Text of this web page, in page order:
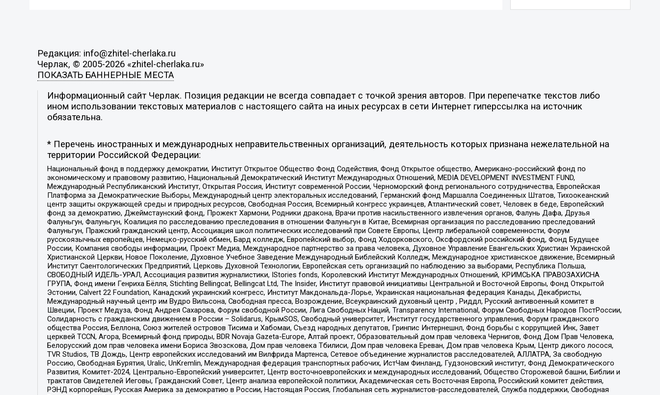
Редакция: info@zhitel-cherlaka.ru
Черлак, © 2005-2026 «zhitel-cherlaka.ru»
ПОКАЗАТЬ БАННЕРНЫЕ МЕСТА
Информационный сайт Черлак. Позиция редакции не всегда совпадает с точкой зрения авторов. При перепечатке текстов либо
ином использовании текстовых материалов с настоящего сайта на иных ресурсах в сети Интернет гиперссылка на источник
обязательна.
* Перечень иностранных и международных неправительственных организаций, деятельность которых признана нежелательной на
территории Российской Федерации:
Национальный фонд в поддержку демократии, Институт Открытое Общество Фонд Содействия, Фонд Открытое общество, Американо-российский фонд по
экономическому и правовому развитию, Национальный Демократический Институт Международных Отношений, MEDIA DEVELOPMENT INVESTMENT FUND,
Международный Республиканский Институт, Открытая Россия, Институт современной России, Черноморский фонд регионального сотрудничества, Европейская
Платформа за Демократические Выборы, Международный центр электоральных исследований, Германский фонд Маршалла Соединенных Штатов, Тихоокеанский
центр защиты окружающей среды и природных ресурсов, Свободная Россия, Всемирный конгресс украинцев, Атлантический совет, Человек в беде, Европейский
фонд за демократию, Джеймстаунский фонд, Прожект Хармони, Родники дракона, Врачи против насильственного извлечения органов, Фалунь Дафа, Друзья
Фалуньгун, Фалуньгун, Коалиция по расследованию преследования в отношении Фалуньгун в Китае, Всемирная организация по расследованию преследований
Фалуньгун, Пражский гражданский центр, Ассоциация школ политических исследований при Совете Европы, Центр либеральной современности, Форум
русскоязычных европейцев, Немецко-русский обмен, Бард колледж, Европейский выбор, Фонд Ходорковского, Оксфордский российский фонд, Фонд Будущее
России, Компания свободы информации, Проект Медиа, Международное партнерство за права человека, Духовное Управление Евангельских Христиан Украинской
Христианской Церкви, Новое Поколение, Духовное Учебное Заведение Международный Библейский Колледж, Международное христианское движение, Всемирный
Институт Саентологических Предприятий, Церковь Духовной Технологии, Европейская сеть организаций по наблюдению за выборами, Республика Польша,
СВОБОДНЫЙ ИДЕЛЬ-УРАЛ, Ассоциация развития журналистики, IStories fonds, Королевский Институт Международных Отношений, КРИМСЬКА ПРАВОЗАХИСНА
ГРУПА, Фонд имени Генриха Бёлля, Stichting Bellingcat, Bellingcat Ltd, The Insider, Институт правовой инициативы Центральной и Восточной Европы, Фонд Открытой
Эстонии, Calvert 22 Foundation, Канадский украинский конгресс, Институт Макдональда-Лорье, Украинская национальная федерация Канады, Декабристы,
Международный научный центр им Вудро Вильсона, Свободная пресса, Возрождение, Всеукраинский духовный центр , Риддл, Русский антивоенный комитет в
Швеции, Проект Медуза, Фонд Андрея Сахарова, Форум свободной России, Лига Свободных Наций, Transparеncy International, Форум Свободных Народов ПостРоссии,
Солидарность с гражданским движением в России – Solidarus, КрымSOS, Свободный университет, Институт государственного управления, Форум гражданского
общества Россия, Беллона, Союз жителей островов Тисима и Хабомаи, Съезд народных депутатов, Гринпис Интернешнл, Фонд борьбы с коррупцией Инк, Завет
церквей TCCN, Агора, Всемирный фонд природы, BDR Novaja Gazeta-Europe, Алтай проект, Образовательный дом прав человека Чернигов, Фонд Дом Прав Человека,
Белорусский дом прав человека имени Бориса Звозскова, Дом прав человека Тбилиси, Дом прав человека Ереван, Дом прав человека Крым, Центр дикого лосося,
TVR Studios, ТВ Дождь, Центр европейских исследований им Вилфрида Мартенса, Сетевое объединение журналистов расследователей, АЛЛАТРА, За свободную
Россию, Свободная Бурятия, Uralic, UnKremlin, Международная федерация транспортных рабочих, ИстЧам Финланд, Гудзоновский институт, Фонд Демократического
Развития, Комитет-2024, Центрально-Европейский университет, Центр восточноевропейских и международных исследований, Общество Сторожевой башни, Библии и
трактатов Свидетелей Иеговы, Гражданский Совет, Центр анализа европейской политики, Академическая сеть Восточная Европа, Российский комитет действия,
РЭНД корпорейшн, Русская Америка за демократию в России, Настоящая Россия, Глобальная сеть журналистов-расследователей, Служба поддержки, Свободная